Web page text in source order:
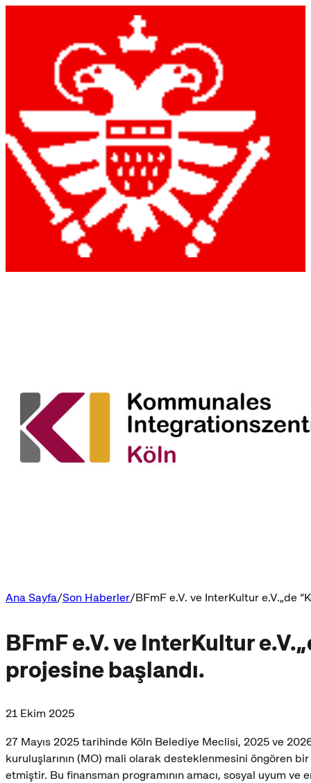
Ana Sayfa Son Haberler BFmF e.V. ve InterKultur e.V.„de
BFmF e.V. ve InterKultur
projesine başlandı.
21 Ekim 2025
27 Mayıs 2025 tarihinde Köln Belediye Meclisi, 2025 ve
kuruluşlarının (MO) mali olarak desteklenmesini öngören bir
etmiştir. Bu finansman programının amacı, sosyal uyum ve